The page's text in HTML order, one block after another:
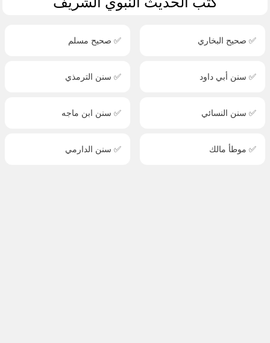
✅ صحيح البخاري ✅ صحيح مسلم
✅ سنن أبي داود ✅ سنن الترمذي
✅ سنن النسائي ✅ سنن ابن ماجه
✅ موطأ مالك ✅ سنن الدارمي